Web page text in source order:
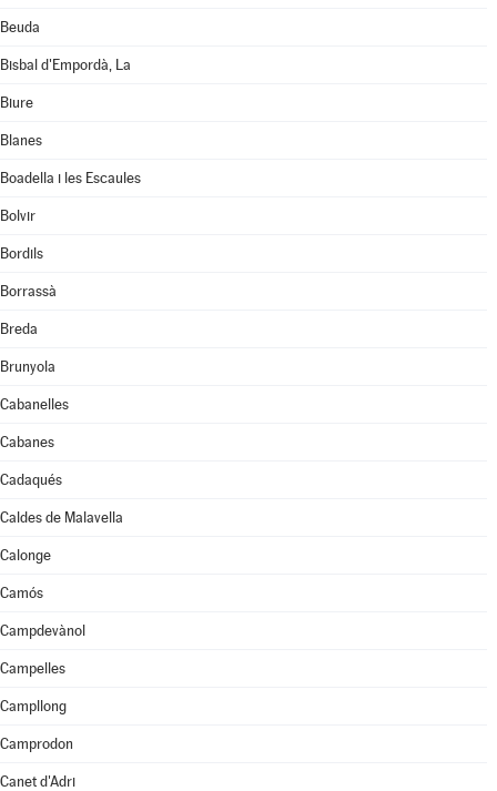
Beuda
Bisbal d'Empordà, La
Biure
Blanes
Boadella i les Escaules
Bolvir
Bordils
Borrassà
Breda
Brunyola
Cabanelles
Cabanes
Cadaqués
Caldes de Malavella
Calonge
Camós
Campdevànol
Campelles
Campllong
Camprodon
Canet d'Adri